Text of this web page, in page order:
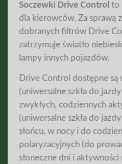
Soczewki Drive Control to
dla kierowców. Za sprawą
dobranych filtrów Drive
zatrzymuje światło
lampy innych pojazdów.
Drive Control dostępne
(uniwersalne szkła do
zwykłych, codziennych
(uniwersalne szkła do
słońcu, w nocy i do
polaryzacyjnych (do
słoneczne dni i